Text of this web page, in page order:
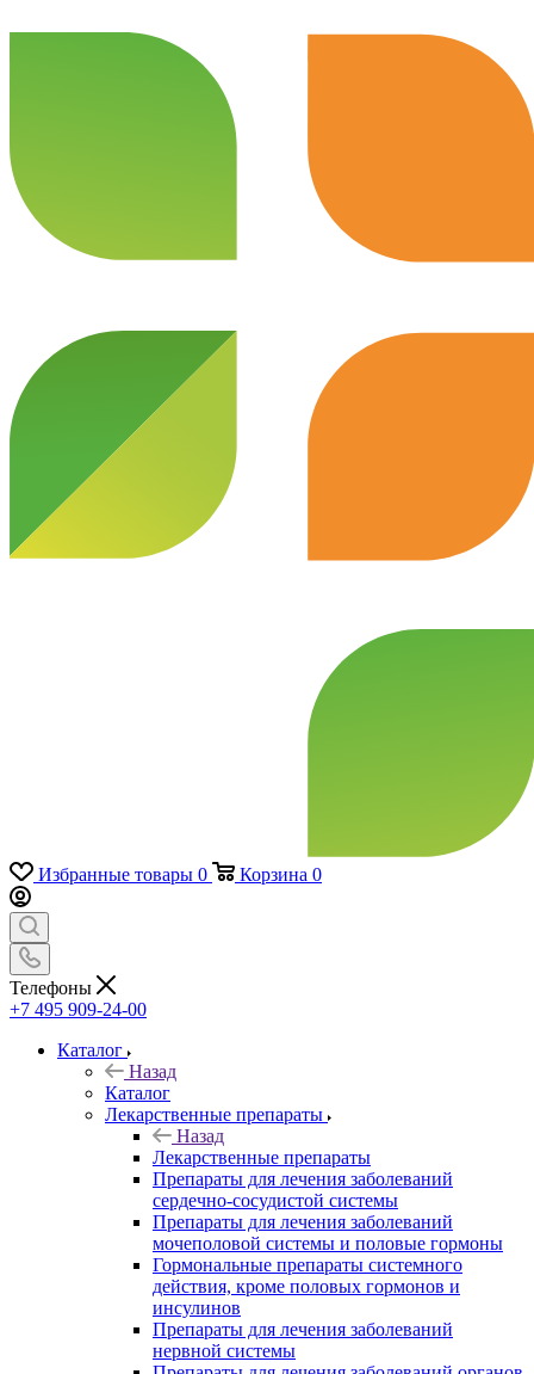
Избранные товары 0 Корзина 0
Телефоны
+7 495 909-24-00
Каталог
Назад
Каталог
Лекарственные препараты
Назад
Лекарственные препараты
Препараты для лечения заболеваний
сердечно-сосудистой системы
Препараты для лечения заболеваний
мочеполовой системы и половые гормоны
Гормональные препараты системного
действия, кроме половых гормонов и
инсулинов
Препараты для лечения заболеваний
нервной системы